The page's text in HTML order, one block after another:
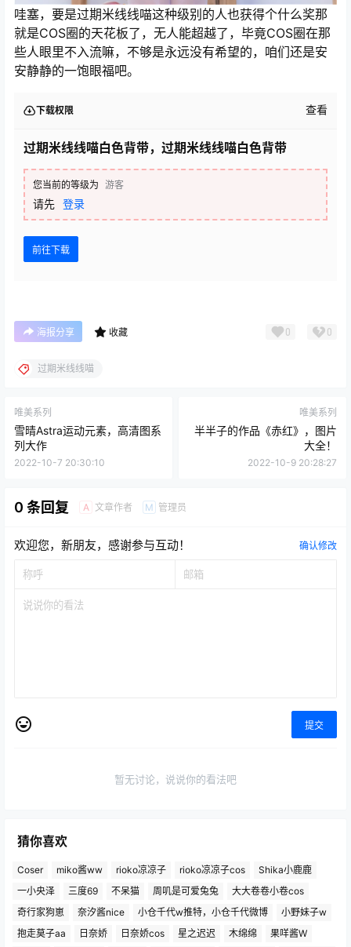
哇塞，要是过期米线线喵这种级别的人也获得个什么奖那
就是COS圈的天花板了，无人能超越了，毕竟COS圈在那
些人眼里不入流嘛，不够是永远没有希望的，咱们还是安
安静静的一饱眼福吧。
下载权限 查看
过期米线线喵白色背带，过期米线线喵白色背带
您当前的等级为 游客
请先 登录
前往下载
海报分享 收藏 0 0
过期米线线喵
唯美系列
雪晴Astra运动元素，高清图系
列大作
2022-10-7 20:30:10
唯美系列
半半子的作品《赤红》，图片
大全！
2022-10-9 20:28:27
0 条回复 A 文章作者 M 管理员
欢迎您，新朋友，感谢参与互动！ 确认修改
提交
暂无讨论，说说你的看法吧
猜你喜欢
Coser miko酱ww rioko凉凉子 rioko凉凉子cos
Shika小鹿鹿
一小央泽
三度69 不呆猫 周叽是可爱兔兔
大大卷卷小卷cos
奇行家狗崽
奈汐酱nice 小仓千代w推特，小仓千代微博
小野妹子w
抱走莫子aa
日奈娇 日奈娇cos 星之迟迟 木绵绵 果咩酱W